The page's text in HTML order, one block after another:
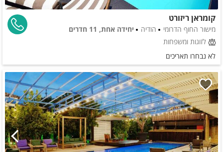
קומראן ריזורט
מישור החוף הדרומי הודיה
יחידה אחת, 11 חדרים
לזוגות ומשפחות
לא נבחרו תאריכים